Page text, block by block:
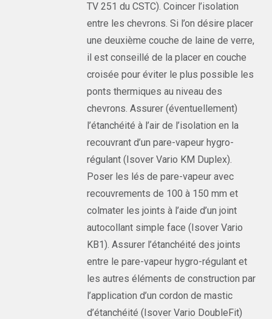
TV 251 du CSTC). Coincer l’isolation
entre les chevrons. Si l’on désire placer
une deuxième couche de laine de verre,
il est conseillé de la placer en couche
croisée pour éviter le plus possible les
ponts thermiques au niveau des
chevrons. Assurer (éventuellement)
l’étanchéité à l’air de l’isolation en la
recouvrant d’un pare-vapeur hygro-
régulant (Isover Vario KM Duplex).
Poser les lés de pare-vapeur avec
recouvrements de 100 à 150 mm et
colmater les joints à l’aide d’un joint
autocollant simple face (Isover Vario
KB1). Assurer l’étanchéité des joints
entre le pare-vapeur hygro-régulant et
les autres éléments de construction par
l’application d’un cordon de mastic
d’étanchéité (Isover Vario DoubleFit)